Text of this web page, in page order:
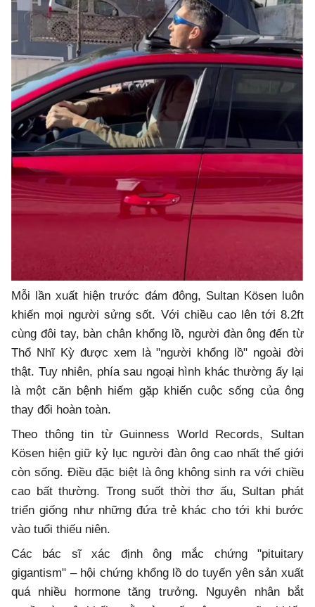
Mỗi lần xuất hiện trước đám đông, Sultan Kösen luôn
khiến mọi người sửng sốt. Với chiều cao lên tới 8.2ft
cùng đôi tay, bàn chân khổng lồ, người đàn ông đến từ
Thổ Nhĩ Kỳ được xem là "người khổng lồ" ngoài đời
thật. Tuy nhiên, phía sau ngoại hình khác thường ấy lại
là một căn bệnh hiếm gặp khiến cuộc sống của ông
thay đổi hoàn toàn.
Theo thông tin từ Guinness World Records, Sultan
Kösen hiện giữ kỷ lục người đàn ông cao nhất thế giới
còn sống. Điều đặc biệt là ông không sinh ra với chiều
cao bất thường. Trong suốt thời thơ ấu, Sultan phát
triển giống như những đứa trẻ khác cho tới khi bước
vào tuổi thiếu niên.
Các bác sĩ xác định ông mắc chứng "pituitary
gigantism" – hội chứng khổng lồ do tuyến yên sản xuất
quá nhiều hormone tăng trưởng. Nguyên nhân bắt